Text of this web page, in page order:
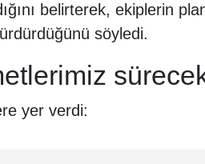
belirterek, ekiplerin
söyledi.
yer verdi: